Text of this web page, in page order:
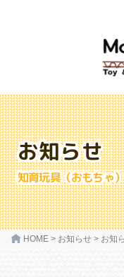
お知らせ
知育玩具（おもちゃ
HOME > お知らせ > お知